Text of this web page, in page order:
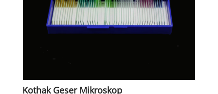
Kothak Geser Mikroskop